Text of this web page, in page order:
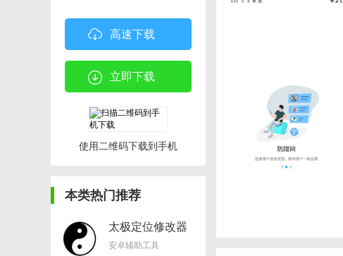
高速下载
立即下载
使用二维码下载到手机
本类热门推荐
太极定位修改器
appv8.3.6
安卓辅助工具